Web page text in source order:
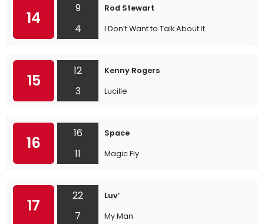
14
9
4
Rod Stewart
I Don’t Want to Talk About It
15
12
3
Kenny Rogers
Lucille
16
16
11
Space
Magic Fly
17
22
7
Luv’
My Man